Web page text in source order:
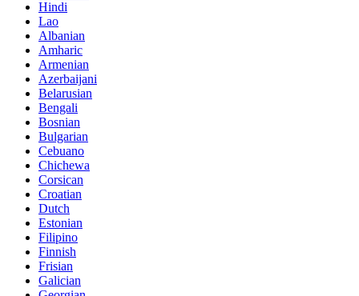
Hindi
Lao
Albanian
Amharic
Armenian
Azerbaijani
Belarusian
Bengali
Bosnian
Bulgarian
Cebuano
Chichewa
Corsican
Croatian
Dutch
Estonian
Filipino
Finnish
Frisian
Galician